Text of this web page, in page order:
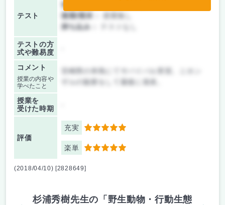
テスト
前期/中間：
後期/期末：
授業無し
持ち込み：
テストの方
式や難易度
コメント
授業の内容や
学べたこと
宮崎県の幸島にてサバイバル実習。ニホン
ザルの観察をして最後に発表。
授業を
受けた時期
評価
充実 5
楽単 5
(2018/04/10) [2828649]
杉浦秀樹先生の「野生動物・行動生態